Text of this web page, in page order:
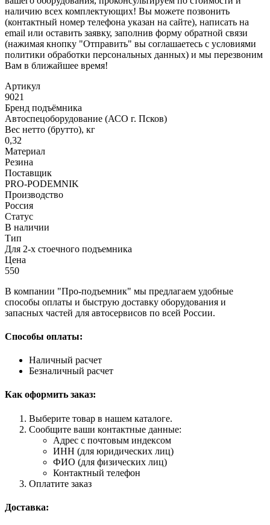
наличию всех комплектующих! Вы можете позвонить
(контактный номер телефона указан на сайте), написать на
email или оставить заявку, заполнив форму обратной связи
(нажимая кнопку "Отправить" вы соглашаетесь с условиями
политики обработки персональных данных) и мы перезвоним
Вам в ближайшее время!
Артикул
9021
Бренд подъёмника
Автоспецоборудование (АСО г. Псков)
Вес нетто (брутто), кг
0,32
Материал
Резина
Поставщик
PRO-PODEMNIK
Производство
Россия
Статус
В наличии
Тип
Для 2-х стоечного подъемника
Цена
550
В компании "Про-подъемник" мы предлагаем удобные
способы оплаты и быструю доставку оборудования и
запасных частей для автосервисов по всей России.
Способы оплаты:
Наличный расчет
Безналичный расчет
Как оформить заказ:
Выберите товар в нашем каталоге.
Сообщите ваши контактные данные:
Адрес с почтовым индексом
ИНН (для юридических лиц)
ФИО (для физических лиц)
Контактный телефон
Оплатите заказ
Доставка: